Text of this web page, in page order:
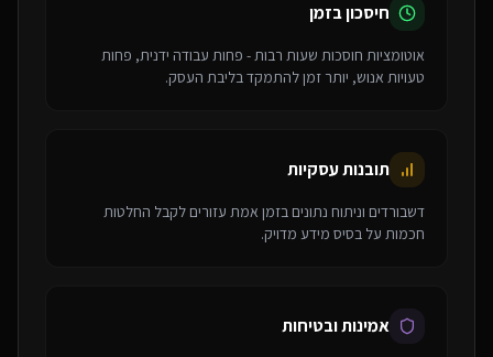
חיסכון בזמן
אוטומציות חוסכות שעות רבות - פחות עבודה ידנית, פחות
טעויות אנוש, יותר זמן להתמקד בליבת העסק.
תובנות עסקיות
דשבורדים וניתוח נתונים בזמן אמת עזורים לקבל החלטות
חכמות על בסיס מידע מדויק.
אמינות ובטיחות